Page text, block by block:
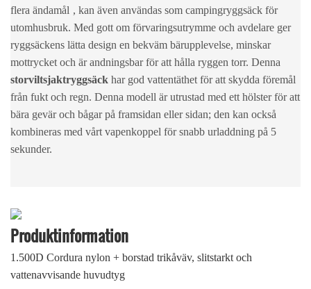
flera ändamål , kan även användas som campingryggsäck för
utomhusbruk. Med gott om förvaringsutrymme och avdelare ger
ryggsäckens lätta design en bekväm bärupplevelse, minskar
mottrycket och är andningsbar för att hålla ryggen torr. Denna
storviltsjaktryggsäck har god vattentäthet för att skydda föremål
från fukt och regn. Denna modell är utrustad med ett hölster för att
bära gevär och bågar på framsidan eller sidan; den kan också
kombineras med vårt vapenkoppel för snabb urladdning på 5
sekunder.
Produktinformation
1.500D Cordura nylon + borstad trikåväv, slitstarkt och
vattenavvisande huvudtyg